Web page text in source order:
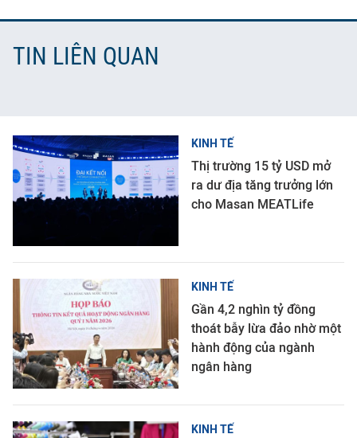
TIN LIÊN QUAN
KINH TẾ
Thị trường 15 tỷ USD mở
ra dư địa tăng trưởng lớn
cho Masan MEATLife
KINH TẾ
Gần 4,2 nghìn tỷ đồng
thoát bẫy lừa đảo nhờ một
hành động của ngành
ngân hàng
KINH TẾ